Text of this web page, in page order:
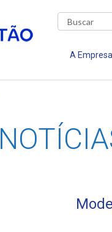
A Empresa